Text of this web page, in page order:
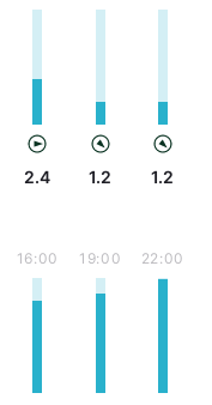
2.4 1.2 1.2
16:00 19:00 22:00